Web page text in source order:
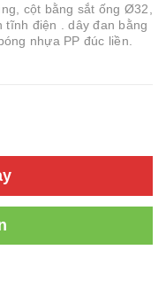
cột bằng sắt ống Ø32,
điện . dây đan bằng
nhựa PP đúc liền.